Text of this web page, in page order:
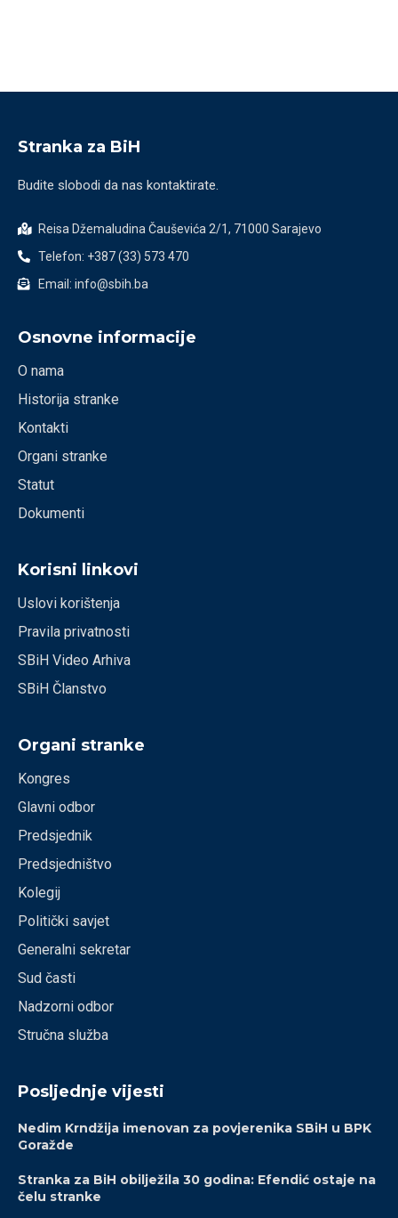
Stranka za BiH
Budite slobodi da nas kontaktirate.
Reisa Džemaludina Čauševića 2/1, 71000 Sarajevo
Telefon: +387 (33) 573 470
Email: info@sbih.ba
Osnovne informacije
O nama
Historija stranke
Kontakti
Organi stranke
Statut
Dokumenti
Korisni linkovi
Uslovi korištenja
Pravila privatnosti
SBiH Video Arhiva
SBiH Članstvo
Organi stranke
Kongres
Glavni odbor
Predsjednik
Predsjedništvo
Kolegij
Politički savjet
Generalni sekretar
Sud časti
Nadzorni odbor
Stručna služba
Posljednje vijesti
Nedim Krndžija imenovan za povjerenika SBiH u BPK
Goražde
Stranka za BiH obilježila 30 godina: Efendić ostaje na
čelu stranke